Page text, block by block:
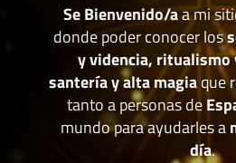
Se Bienvenido/aa mi
donde poder conocer los
y videncia, ritualismo
santería y alta magiaque
tanto a personas de
mundo para ayudarles a
día.